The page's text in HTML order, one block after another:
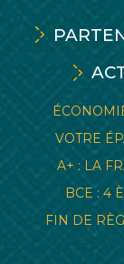
VOTRE
A+ : LA
BCE : 4
FIN DE